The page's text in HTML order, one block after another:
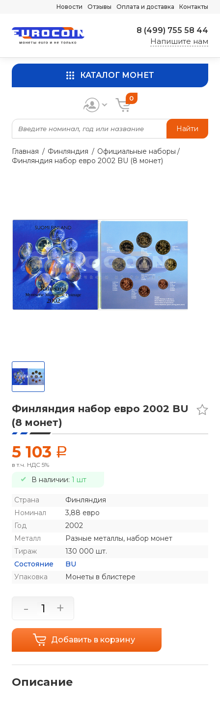
Новости Отзывы Оплата и доставка Контакты
8 (499) 755 58 44
Напишите нам
КАТАЛОГ МОНЕТ
Найти
0
Главная Финляндия
Официальные наборы
Финляндия набор евро 2002 BU (8 монет)
Финляндия набор евро 2002 BU
(8 монет)
5 103 a
в т.ч. НДС 5%
В наличии: 1 шт
Страна
Финляндия
Номинал
3,88 евро
Год
2002
Металл
Разные металлы, набор монет
Тираж
130 000 шт.
Состояние
BU
Упаковка
Монеты в блистере
- +
Добавить в корзину
Описание